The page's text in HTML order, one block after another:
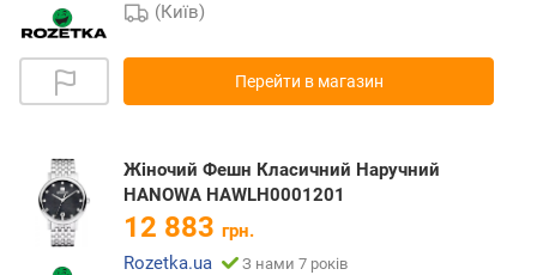
(Київ)
Перейти в магазин
Жіночий Фешн Класичний Наручний
HANOWA HAWLH0001201
12 883 грн.
Rozetka.ua
З нами 7 років